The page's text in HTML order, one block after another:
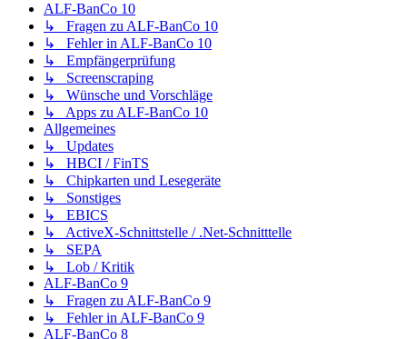
ALF-BanCo 10
↳ Fragen zu ALF-BanCo 10
↳ Fehler in ALF-BanCo 10
↳ Empfängerprüfung
↳ Screenscraping
↳ Wünsche und Vorschläge
↳ Apps zu ALF-BanCo 10
Allgemeines
↳ Updates
↳ HBCI / FinTS
↳ Chipkarten und Lesegeräte
↳ Sonstiges
↳ EBICS
↳ ActiveX-Schnittstelle / .Net-Schnitttelle
↳ SEPA
↳ Lob / Kritik
ALF-BanCo 9
↳ Fragen zu ALF-BanCo 9
↳ Fehler in ALF-BanCo 9
ALF-BanCo 8